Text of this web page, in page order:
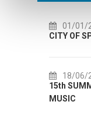
CALENDAR
OF CLASSICAL